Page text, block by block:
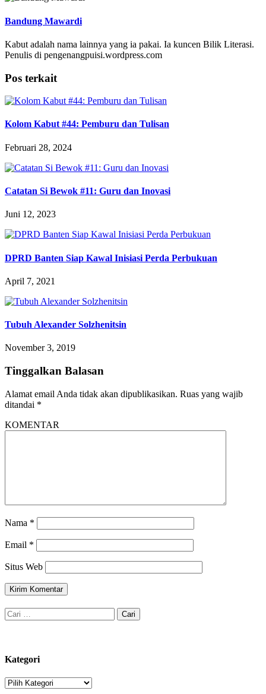
Bandung Mawardi
Kabut adalah nama lainnya yang ia pakai. Ia kuncen Bilik Literasi.
Penulis di pengenangpuisi.wordpress.com
Pos terkait
Kolom Kabut #44: Pemburu dan Tulisan
Februari 28, 2024
Catatan Si Bewok #11: Guru dan Inovasi
Juni 12, 2023
DPRD Banten Siap Kawal Inisiasi Perda Perbukuan
April 7, 2021
Tubuh Alexander Solzhenitsin
November 3, 2019
Tinggalkan Balasan
Alamat email Anda tidak akan dipublikasikan. Ruas yang wajib
ditandai *
KOMENTAR
Nama *
Email *
Situs Web
Cari
untuk:
Kategori
Kategori